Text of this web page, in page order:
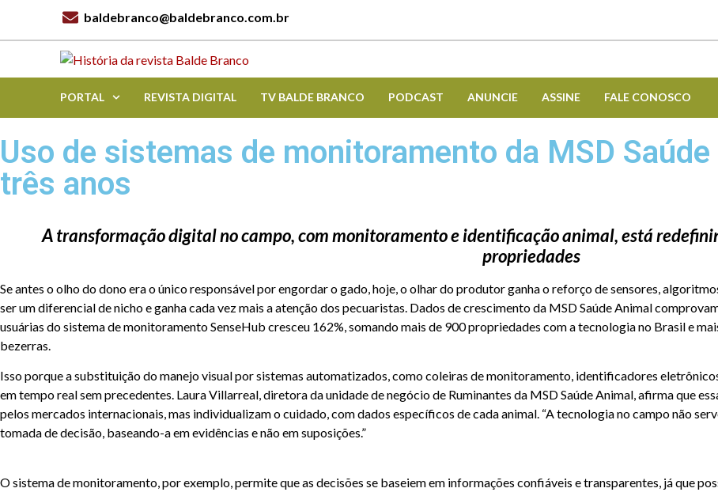
baldebranco@baldebranco.com.br
PORTAL REVISTA DIGITAL TV BALDE BRANCO PODCAST ANUNCIE ASSINE FALE CONOSCO
Uso de sistemas de monitoramento da MSD
três anos
A transformação digital no campo, com monitoramento e identificação animal, está
propriedades
Se antes o olho do dono era o único responsável por engordar o gado, hoje, o olhar do produtor ganha o reforço de sensores,
ser um diferencial de nicho e ganha cada vez mais a atenção dos pecuaristas. Dados de crescimento da MSD Saúde Animal
usuárias do sistema de monitoramento SenseHub cresceu 162%, somando mais de 900 propriedades com a tecnologia no Brasil e
bezerras.
Isso porque a substituição do manejo visual por sistemas automatizados, como coleiras de monitoramento, identificadores
em tempo real sem precedentes. Laura Villarreal, diretora da unidade de negócio de Ruminantes da MSD Saúde Animal, afirma que
pelos mercados internacionais, mas individualizam o cuidado, com dados específicos de cada animal. “A tecnologia no campo não
tomada de decisão, baseando-a em evidências e não em suposições.”
O sistema de monitoramento, por exemplo, permite que as decisões se baseiem em informações confiáveis e transparentes, já que